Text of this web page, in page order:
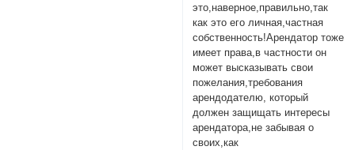
это,наверное,правильно,так
как это его личная,частная
собственность!Арендатор тоже
имеет права,в частности он
может высказывать свои
пожелания,требования
арендодателю, который
должен защищать интересы
арендатора,не забывая о
своих,как